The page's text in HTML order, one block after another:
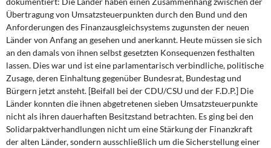
Übertragung von Umsatzsteuerpunkten durch den Bund und den
Anforderungen des Finanzausgleichsystems zugunsten der neuen
Länder von Anfang an gesehen und anerkannt. Heute müssen sie sich
an den damals von ihnen selbst gesetzten Konsequenzen festhalten
lassen. Dies war und ist eine parlamentarisch verbindliche, politische
Zusage, deren Einhaltung gegenüber Bundesrat, Bundestag und
Bürgern jetzt ansteht. [Beifall bei der CDU/CSU und der F.D.P.] Die
Länder konnten die ihnen abgetretenen sieben Umsatzsteuerpunkte
nicht als ihren dauerhaften Besitzstand betrachten. Es ging bei den
Solidarpaktverhandlungen nicht um eine Stärkung der Finanzkraft
der alten Länder, sondern ausschließlich um die Sicherstellung einer